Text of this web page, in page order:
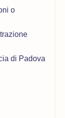
o
di Padova